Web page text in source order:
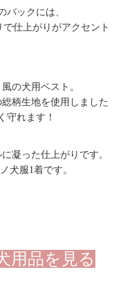
バックには、
仕上がりがアクセント
の犬用ベスト。
柄生地を使用しました
守れます！
凝った仕上がりです。
犬服1着です。
用品を見る